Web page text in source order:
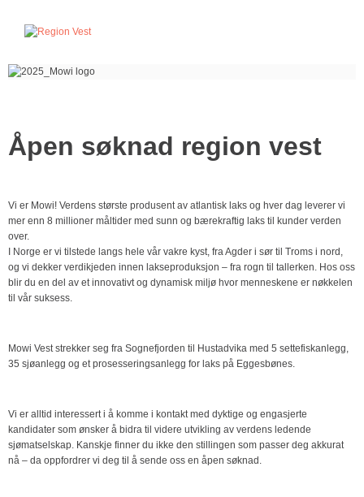
Åpen søknad region vest
Vi er Mowi! Verdens største produsent av atlantisk laks og hver dag leverer vi
mer enn 8 millioner måltider med sunn og bærekraftig laks til kunder verden
over.
I Norge er vi tilstede langs hele vår vakre kyst, fra Agder i sør til Troms i nord,
og vi dekker verdikjeden innen lakseproduksjon – fra rogn til tallerken. Hos oss
blir du en del av et innovativt og dynamisk miljø hvor menneskene er nøkkelen
til vår suksess.
Mowi Vest strekker seg fra Sognefjorden til Hustadvika med 5 settefiskanlegg,
35 sjøanlegg og et prosesseringsanlegg for laks på Eggesbønes.
Vi er alltid interessert i å komme i kontakt med dyktige og engasjerte
kandidater som ønsker å bidra til videre utvikling av verdens ledende
sjømatselskap. Kanskje finner du ikke den stillingen som passer deg akkurat
nå – da oppfordrer vi deg til å sende oss en åpen søknad.